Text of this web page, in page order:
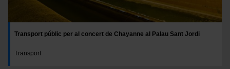
Transport públic per al concert de Chayanne al Palau Sant Jordi
Transport